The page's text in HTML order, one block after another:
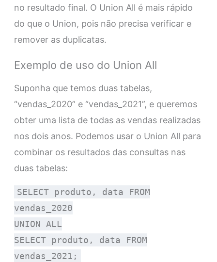
no resultado final. O Union All é mais rápido
do que o Union, pois não precisa verificar e
remover as duplicatas.
Exemplo de uso do Union All
Suponha que temos duas tabelas,
“vendas_2020” e “vendas_2021”, e queremos
obter uma lista de todas as vendas realizadas
nos dois anos. Podemos usar o Union All para
combinar os resultados das consultas nas
duas tabelas:
SELECT produto, data FROM
vendas_2020
UNION ALL
SELECT produto, data FROM
vendas_2021;